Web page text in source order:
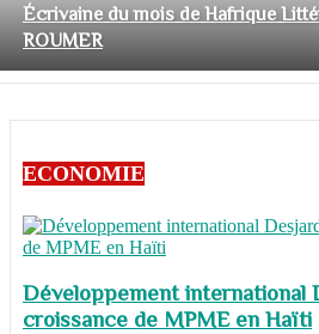
Écrivaine du mois de Hafrique
ROUMER
ECONOMIE
Développement international
croissance de MPME en Haïti